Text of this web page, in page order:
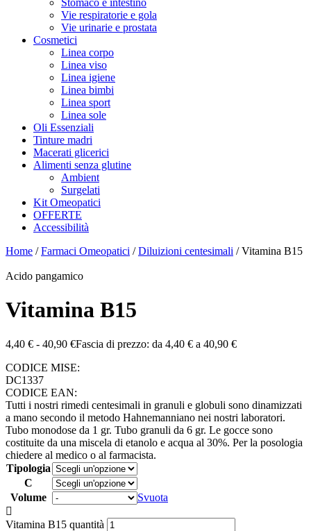
Vie respiratorie e gola
Vie urinarie e prostata
Cosmetici
Linea corpo
Linea viso
Linea igiene
Linea bimbi
Linea sport
Linea sole
Oli Essenziali
Tinture madri
Macerati glicerici
Alimenti senza glutine
Ambient
Surgelati
Kit Omeopatici
OFFERTE
Accessibilità
Home /Farmaci Omeopatici /Diluizioni centesimali / Vitamina B15
Acido pangamico
Vitamina B15
4,40 € - 40,90 €Fascia di prezzo: da 4,40 € a 40,90 €
CODICE MISE:
DC1337
CODICE EAN:
Tutti i nostri rimedi centesimali in granuli e globuli sono dinamizzati
a mano secondo il metodo Hahnemanniano nei nostri laboratori.
Tubo monodose da 1 gr. Tubo granuli da 6 gr. Le gocce sono
costituite da una miscela di etanolo e acqua al 30%. Per la posologia
chiedere al medico o al farmacista.
Tipologia
C
Volume
Svuota
Vitamina B15 quantità